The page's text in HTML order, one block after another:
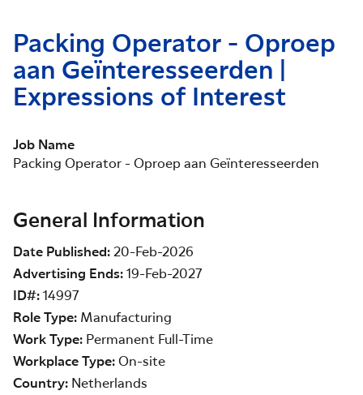
Packing Operator - Oproep
aan Geïnteresseerden |
Expressions of Interest
Job Name
Packing Operator - Oproep aan Geïnteresseerden
General Information
Date Published 20-Feb-2026
Advertising Ends 19-Feb-2027
ID# 14997
Role Type Manufacturing
Work Type Permanent Full-Time
Workplace Type On-site
Country Netherlands